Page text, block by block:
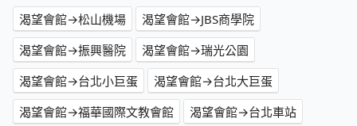
渴望會館→松山機場
渴望會館→JBS商學院
渴望會館→振興醫院
渴望會館→瑞光公園
渴望會館→台北小巨蛋
渴望會館→台北大巨蛋
渴望會館→福華國際文教會館
渴望會館→台北車站